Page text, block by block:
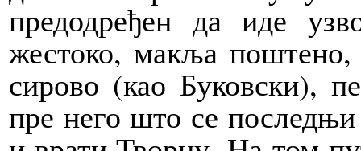
предодређен да иде
жестоко, макља
сирово (као Буковски),
пре него што се